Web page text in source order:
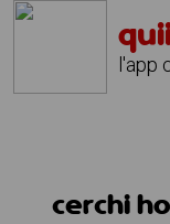
l'app
cerchi